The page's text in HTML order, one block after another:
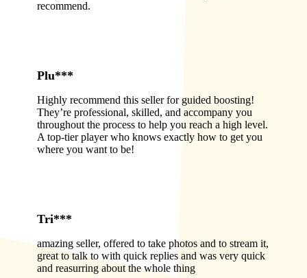
recommend.
Plu***
Highly recommend this seller for guided boosting!
They’re professional, skilled, and accompany you
throughout the process to help you reach a high level.
A top-tier player who knows exactly how to get you
where you want to be!
Tri***
amazing seller, offered to take photos and to stream it,
great to talk to with quick replies and was very quick
and reasurring about the whole thing